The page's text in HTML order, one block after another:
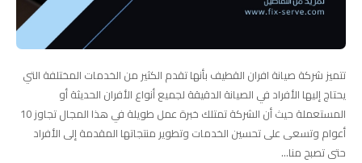
تتميز شركة صيانة افران القطيف بأنها تقدم الكثير من الخدمات المختلفة التي
يحتاج إليها الأفراد في الصيانة الدقيقة لجميع أنواع الأفران الحديثة أو
المستعملة حيث أن الشركة تمتلك خبرة عمل طويلة في هذا المجال تجاوز 10
أعوام وتسعى على تحسين الخدمات وتطوير منتجاتها المقدمة إلى الأفراد
حتى تصبح منا...